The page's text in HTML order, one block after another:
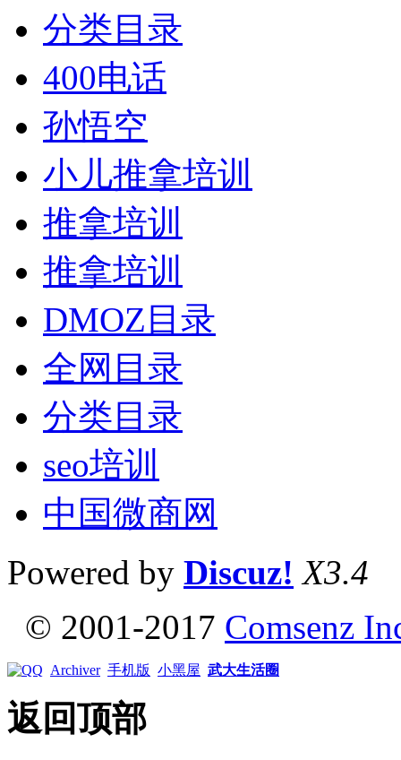
分类目录
400电话
孙悟空
小儿推拿培训
推拿培训
推拿培训
DMOZ目录
全网目录
分类目录
seo培训
中国微商网
Powered by Discuz! X3.4
© 2001-2017 Comsenz
Archiver 手机版 小黑屋 武大生活圈
返回顶部